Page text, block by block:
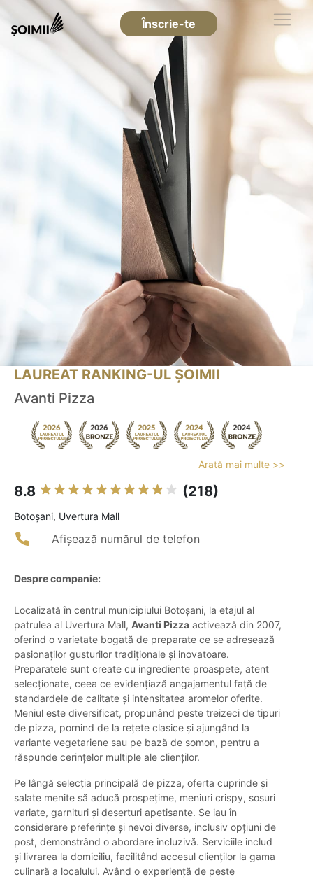
Înscrie-te
LAUREAT RANKING-UL ȘOIMII
Avanti Pizza
Arată mai multe >>
8.8 (218)
Botoşani, Uvertura Mall
Afișează numărul de telefon
Despre companie:
Localizată în centrul municipiului Botoșani, la etajul al
patrulea al Uvertura Mall, Avanti Pizza activează din 2007,
oferind o varietate bogată de preparate ce se adresează
pasionaților gusturilor tradiționale și inovatoare.
Preparatele sunt create cu ingrediente proaspete, atent
selecționate, ceea ce evidențiază angajamentul față de
standardele de calitate și intensitatea aromelor oferite.
Meniul este diversificat, propunând peste treizeci de tipuri
de pizza, pornind de la rețete clasice și ajungând la
variante vegetariene sau pe bază de somon, pentru a
răspunde cerințelor multiple ale clienților.
Pe lângă selecția principală de pizza, oferta cuprinde și
salate menite să aducă prospețime, meniuri crispy, sosuri
variate, garnituri și deserturi apetisante. Se iau în
considerare preferințe și nevoi diverse, inclusiv opțiuni de
post, demonstrând o abordare incluzivă. Serviciile includ
și livrarea la domiciliu, facilitând accesul clienților la gama
culinară a localului. Având o experiență de peste